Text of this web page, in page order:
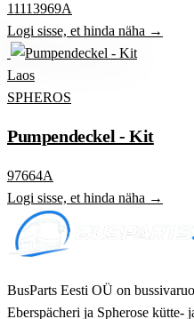
11113969A
Logi sisse, et hinda näha →
Laos
SPHEROS
Pumpendeckel - Kit
97664A
Logi sisse, et hinda näha →
BusParts Eesti OÜ on
Eberspächeri ja Spherose kütte-